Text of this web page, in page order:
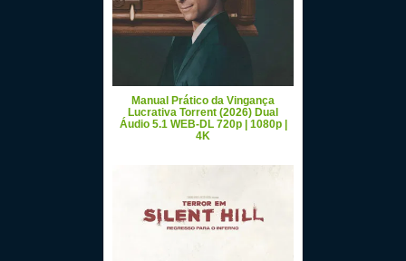
Manual Prático da Vingança
Lucrativa Torrent (2026) Dual
Áudio 5.1 WEB-DL 720p | 1080p |
4K